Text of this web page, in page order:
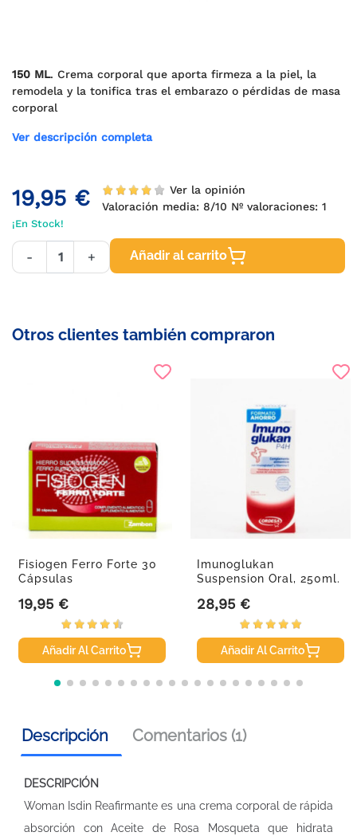
150 ML. Crema corporal que aporta firmeza a la piel, la
remodela y la tonifica tras el embarazo o pérdidas de masa
corporal
Ver descripción completa
19,95 €
Ver la opinión
Valoración media: 8/10 Nº valoraciones:1
¡En Stock!
- + Añadir al carrito
Otros clientes también compraron
Fisiogen Ferro Forte 30
Cápsulas
Precio
19,95 €
Añadir Al Carrito
Imunoglukan
Suspension Oral, 250ml.
Precio
28,95 €
Añadir Al Carrito
Descripción Comentarios (1)
DESCRIPCIÓN
Woman Isdin Reafirmante es una crema corporal de rápida
absorción con Aceite de Rosa Mosqueta que hidrata